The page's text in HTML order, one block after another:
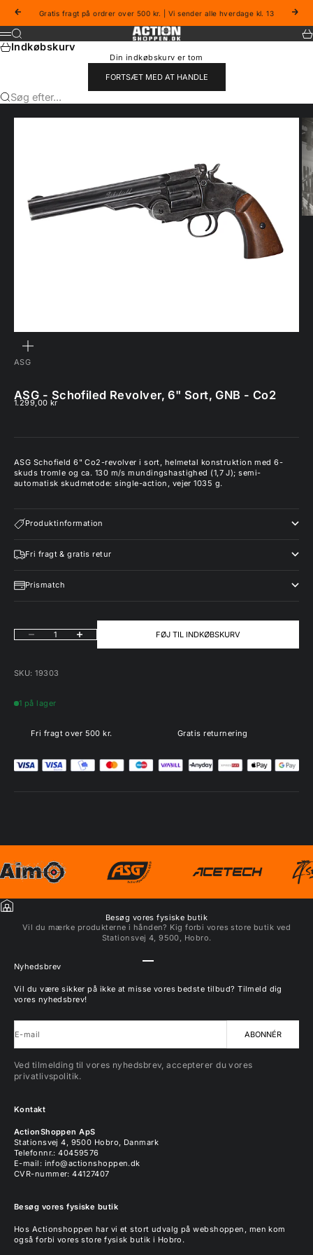
ForrigeGratis fragt på ordrer over 500 kr. | Vi sender alle hverdage kl. 13
Actionshoppen
Menu
Søg
Indkøbskurv
Din indkøbskurv er tom
FORTSÆT MED AT HANDLE
Søg efter...
Gå til element 1
Gå til element 2
ASG
ASG - Schofiled Revolver, 6" Sort, GNB - Co2
Salgspris
1.299,00 kr
ASG Schofield 6" Co2-revolver i sort, helmetal konstruktion med 6-
skuds tromle og ca. 130 m/s mundingshastighed (1,7 J); semi-
automatisk skudmetode: single-action, vejer 1035 g.
Produktinformation
Fri fragt & gratis retur
Prismatch
Sænk antal Øg antal FØJ TIL INDKØBSKURV
SKU: 19303
1 på lager
Fri fragt over 500 kr. Gratis returnering
Besøg vores fysiske butik
Vil du mærke produkterne i hånden? Kig forbi vores store butik ved
Stationsvej 4, 9500, Hobro.
Nyhedsbrev
Vil du være sikker på ikke at misse vores bedste tilbud? Tilmeld dig
vores nyhedsbrev!
E-mail ABONNÉR
Ved tilmelding til vores nyhedsbrev, accepterer du vores
privatlivspolitik.
Kontakt
ActionShoppen ApS
Stationsvej 4, 9500 Hobro, Danmark
Telefonnr.: 40459576
E-mail: info@actionshoppen.dk
CVR-nummer: 44127407
Besøg vores fysiske butik
Hos Actionshoppen har vi et stort udvalg på webshoppen, men kom
også forbi vores store fysisk butik i Hobro.